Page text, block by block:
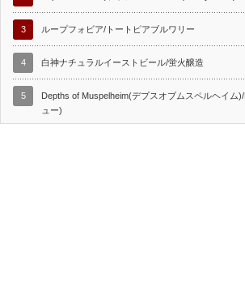
3 ループフォビア/トートピアブルワリー
4 白神ナチュラルイーストビール/蛍火醸造
5
Depths of Muspelheim(デプスオブムスペルヘイム
ュー)